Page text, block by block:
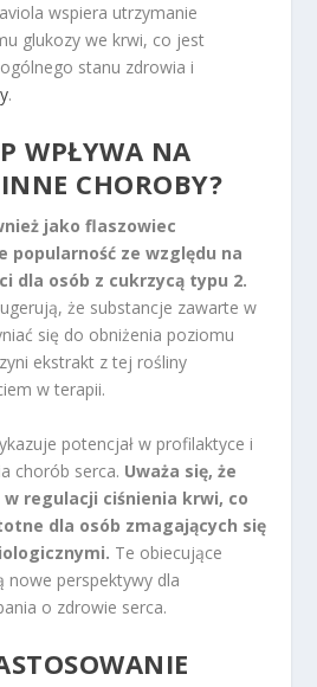
wspiera utrzymanie
glukozy we krwi, co jest
stanu zdrowia i
.
WPŁYWA NA
CHOROBY?
jako flaszowiec
popularność ze względu na
dla osób z cukrzycą typu 2.
że substancje zawarte w
się do obniżenia poziomu
ekstrakt z tej rośliny
w terapii.
potencjał w profilaktyce i
chorób serca. Uważa się, że
w regulacji ciśnienia krwi, co
dla osób zmagających się
Te obiecujące
nowe perspektywy dla
o zdrowie serca.